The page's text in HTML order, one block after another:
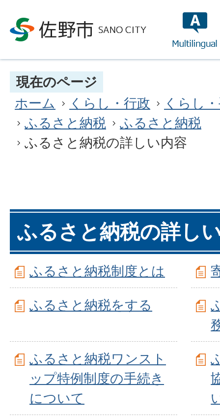
現在のページ
ホーム
くらし・行政
くらし
ふるさと納税
ふるさと納税
ふるさと納税の詳しい内容
ふるさと納税の詳し
ふるさと納税制度とは
ふるさと納税をする
ふるさと納税ワンスト
ップ特例制度の手続き
について